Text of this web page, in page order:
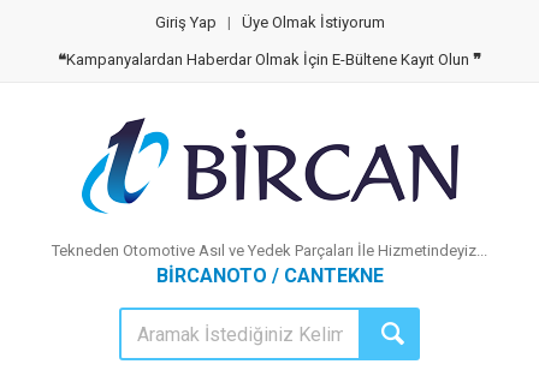
Giriş Yap | Üye Olmak İstiyorum
❝Kampanyalardan Haberdar Olmak İçin E-Bültene Kayıt Olun ❞
Tekneden Otomotive Asıl ve Yedek Parçaları İle Hizmetindeyiz...
BİRCANOTO / CANTEKNE